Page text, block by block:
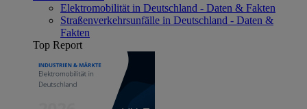
Elektromobilität in Deutschland - Daten & Fakten
Straßenverkehrsunfälle in Deutschland - Daten &
Fakten
Top Report